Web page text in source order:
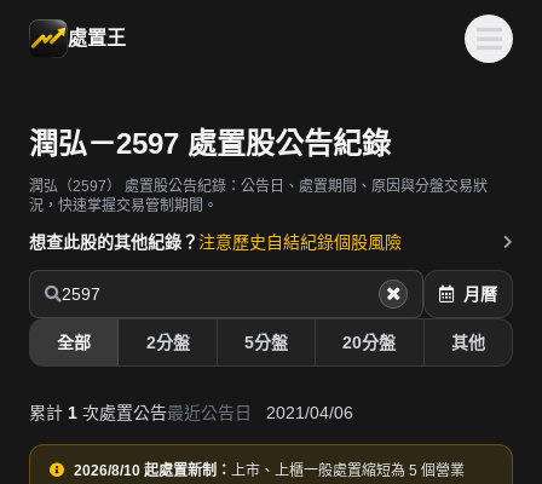
處置王
潤弘－2597 處置股公告紀錄
潤弘（2597）
處置股公告紀錄：公告日、處置期間、原因與分盤交易狀
況，快速掌握交易管制期間。
想查此股的其他紀錄？ 注意歷史自結紀錄個股風險
2597 月曆
全部 2分盤 5分盤 20分盤 其他
累計 1 次處置公告最近公告日 2021/04/06
2026/8/10 起處置新制： 上市、上櫃一般處置縮短為 5 個營業